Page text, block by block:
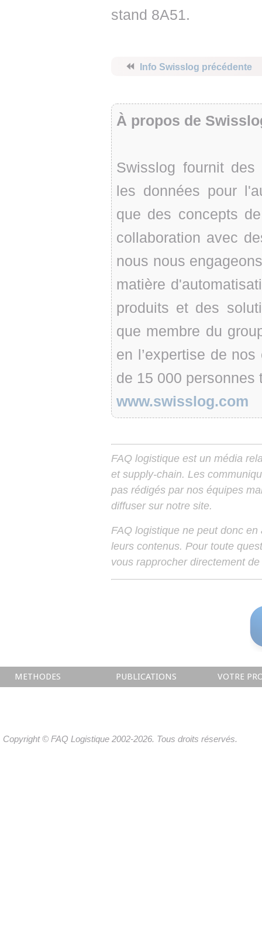
stand 8A51.
⏪ Info Swisslog précédente
À propos de
Swisslog fournit
les données pour
que des concepts
collaboration avec
nous nous
matière
produits et des
que membre du
en l’expertise de
de 15 000 personnes
www.swisslog.com
FAQ logistique est un média
et supply-chain. Les
pas rédigés par nos équipes
diffuser sur notre site.
FAQ logistique ne peut donc
leurs contenus. Pour toute
vous rapprocher directement
METHODES PUBLICATIONS VOTRE
Copyright © FAQ Logistique 2002-2026. Tous droits réservés.